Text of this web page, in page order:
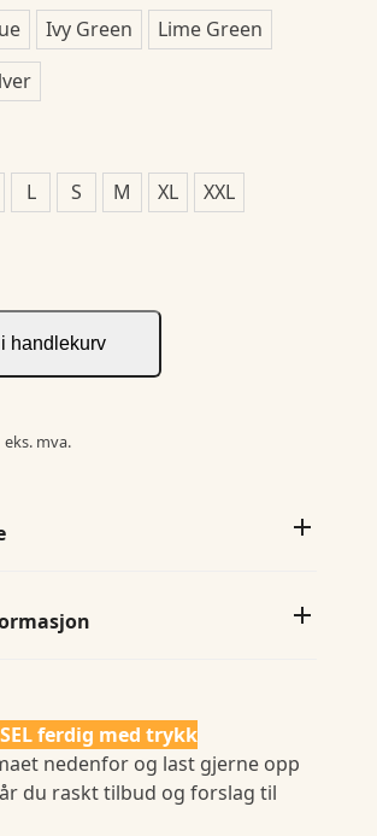
Ivy Green
Lime Green
L S M XL XXL
handlekurv
eks. mva.
ferdig med trykk
nedenfor og last gjerne opp
du raskt tilbud og forslag til